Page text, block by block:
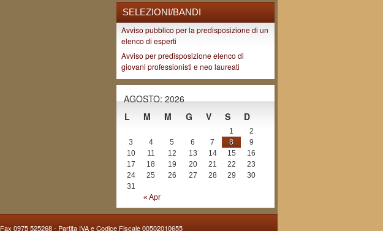
SELEZIONI/BANDI
Avviso pubblico per la predisposizione di un
elenco di esperti
Avviso per predisposizione elenco di
giovani professionisti e neo laureati
AGOSTO: 2026
L
M M G V S D
« Apr
1
2
3
4 5 6 7 8
9
10
11 12 13 14 15
16
17
18 19 20 21 22
23
24
25 26 27 28 29
30
31
0975 525268 - Partita IVA e Codice Fiscale 00502010655